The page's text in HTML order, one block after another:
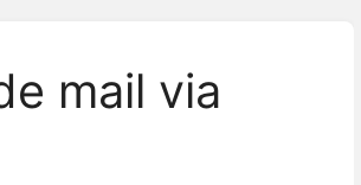
mail via